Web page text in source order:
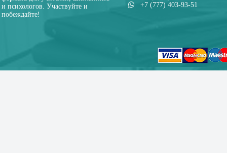
и психологов. Участвуйте и
побеждайте!
+7 (777) 403-93-51